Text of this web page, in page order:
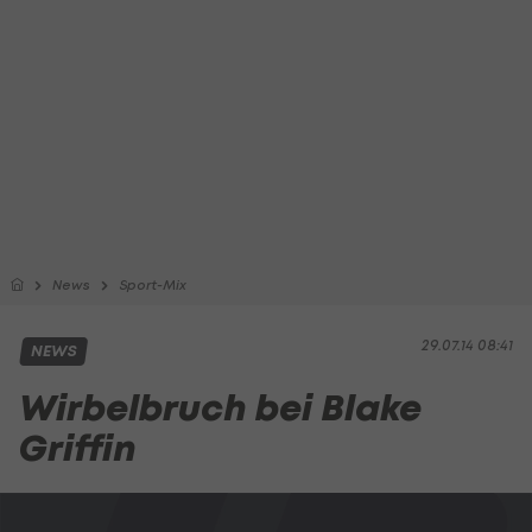
News Sport-Mix
29.07.14 08:41
NEWS
Wirbelbruch bei Blake
Griffin